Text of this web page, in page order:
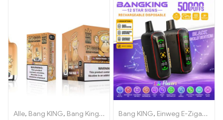
Alle, Bang KING, Bang King Smart Screen 15000 Puff ,Einweg-E-
Bang KING, Einweg E-Zigaretten